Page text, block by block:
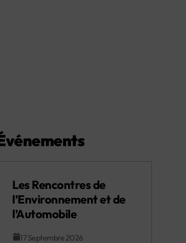
Les Rencontres de
l’Environnement et de
l’Automobile
17 Septembre 2026